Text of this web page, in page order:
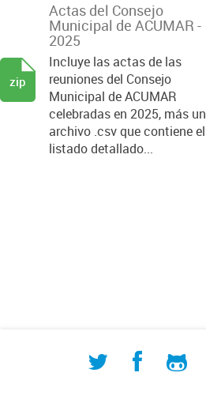
Actas del Consejo
Municipal de ACUMAR -
2025
Incluye las actas de las
reuniones del Consejo
Municipal de ACUMAR
celebradas en 2025, más un
archivo .csv que contiene el
listado detallado...
zip